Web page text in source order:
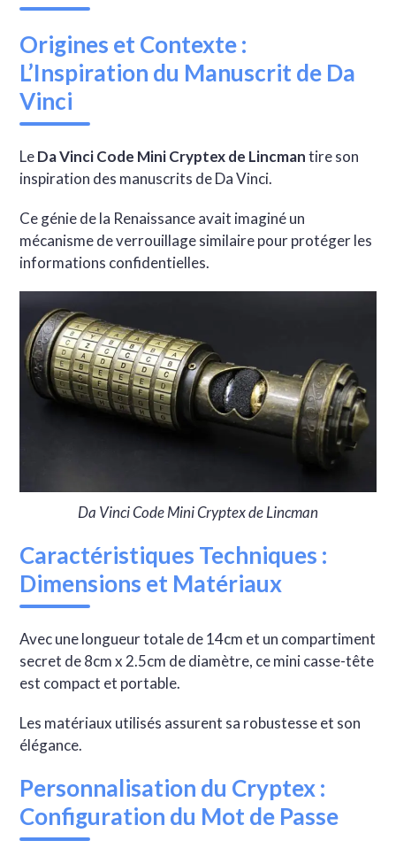
Origines et Contexte :
L’Inspiration du Manuscrit de Da
Vinci
LeDa Vinci Code Mini Cryptex de Lincmantire son
inspiration des manuscrits de Da Vinci.
Ce génie de la Renaissance avait imaginé un
mécanisme de verrouillage similaire pour protéger les
informations confidentielles.
Da Vinci Code Mini Cryptex de Lincman
Caractéristiques Techniques :
Dimensions et Matériaux
Avec une longueur totale de 14cm et un compartiment
secret de 8cm x 2.5cm de diamètre, ce mini casse-tête
est compact et portable.
Les matériaux utilisés assurent sa robustesse et son
élégance.
Personnalisation du Cryptex :
Configuration du Mot de Passe